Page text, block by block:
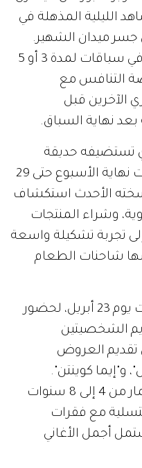
الليلية المذهلة في
جسر ميدان الشهير.
وتتيح لكم الفعالية المشاركة في سباقات لمدة 3 أو 5
التنافس مع
الآخرين قبل
نهاية السباق.
تستضيفه حديقة
أكاديمية شرطة دبي في عطلات نهاية الأسبوع حتى 29
الأحدث استكشاف
وشراء المنتجات
تجربة تشكيلة واسعة
شاحنات الطعام
توجهوا إلى مسرح مول الإمارات يوم 23 أبريل، لحضور
الشخصيتين
تقديم العروض
و"إيما كوينتن".
ويضمن العرض للأطفال بأعمار من 4 إلى 8 سنوات
مع فقرات
أجمل الأغاني